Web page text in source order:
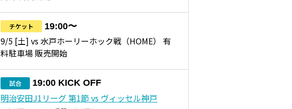
チケット 19:00〜
9/5 [土] vs 水戸ホーリーホック戦（HOME） 有
料駐車場 販売開始
試合 19:00 KICK OFF
明治安田J1リーグ 第1節 vs ヴィッセル神戸